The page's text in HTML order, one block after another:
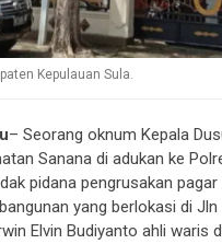
Kepulauan Sula.
– Seorang oknum Kepala
Sanana di adukan ke
pidana pengrusakan
yang berlokasi di Jln
Elvin Budiyanto ahli waris